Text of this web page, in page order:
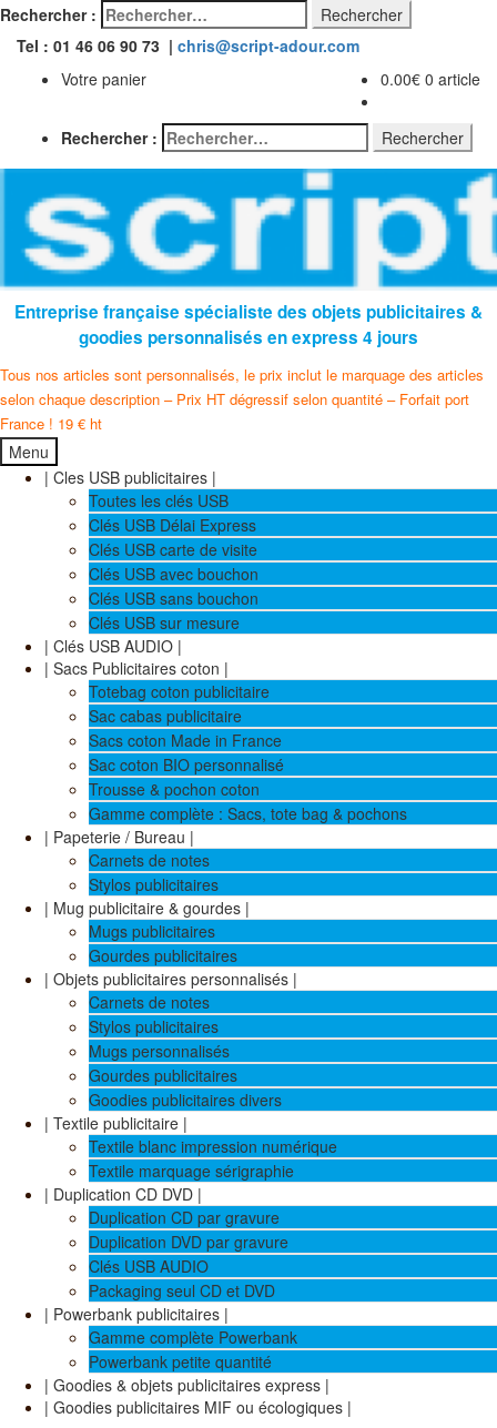
Rechercher :
Tel : 01 46 06 90 73 | chris@script-adour.com
0.00€ 0 article
Votre panier
Rechercher :
Entreprise française spécialiste des objets publicitaires &
goodies personnalisés en express 4 jours
Tous nos articles sont personnalisés, le prix inclut le marquage des articles
selon chaque description – Prix HT dégressif selon quantité – Forfait port
France ! 19 € ht
Menu
| Cles USB publicitaires |
Toutes les clés USB
Clés USB Délai Express
Clés USB carte de visite
Clés USB avec bouchon
Clés USB sans bouchon
Clés USB sur mesure
| Clés USB AUDIO |
| Sacs Publicitaires coton |
Totebag coton publicitaire
Sac cabas publicitaire
Sacs coton Made in France
Sac coton BIO personnalisé
Trousse & pochon coton
Gamme complète : Sacs, tote bag & pochons
| Papeterie / Bureau |
Carnets de notes
Stylos publicitaires
| Mug publicitaire & gourdes |
Mugs publicitaires
Gourdes publicitaires
| Objets publicitaires personnalisés |
Carnets de notes
Stylos publicitaires
Mugs personnalisés
Gourdes publicitaires
Goodies publicitaires divers
| Textile publicitaire |
Textile blanc impression numérique
Textile marquage sérigraphie
| Duplication CD DVD |
Duplication CD par gravure
Duplication DVD par gravure
Clés USB AUDIO
Packaging seul CD et DVD
| Powerbank publicitaires |
Gamme complète Powerbank
Powerbank petite quantité
| Goodies & objets publicitaires express |
| Goodies publicitaires MIF ou écologiques |